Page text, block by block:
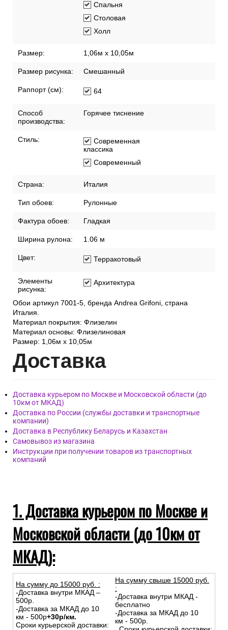
Спальня
Столовая
Холл
Размер: 1,06м х 10,05м
Размер рисунка: Смешанный
Раппорт (см): 64
Способ
производства:
Горячее тиснение
Стиль:
Современная
классика
Современный
Страна: Италия
Тип обоев: Рулонные
Фактура обоев: Гладкая
Ширина рулона: 1.06 м
Цвет: Терракотовый
Элементы
рисунка:
Архитектура
Обои артикул 7001-5, бренда Andrea Grifoni, страна
Италия.
Материал покрытия: Флизелин
Материал основы: Флизелиновая
Размер: 1,06м х 10,05м
Доставка
Доставка курьером по Москве и Московской области (до
10км от МКАД)
Доставка по России (службы доставки и транспортные
компании)
Доставка в Республику Беларусь и Казахстан
Самовывоз из магазина
Инструкции при получении товаров из транспортных
компаний
1. Доставка курьером по Москве и
Московской области (до 10км от
МКАД):
На сумму до 15000 руб. :
-Доставка внутри МКАД –
500р.
-Доставка за МКАД до 10
км - 500р+30р/км.
Сроки курьерской доставки:
На сумму свыше 15000 руб.
:
-Доставка внутри МКАД -
бесплатно
-Доставка за МКАД до 10
км - 500р.